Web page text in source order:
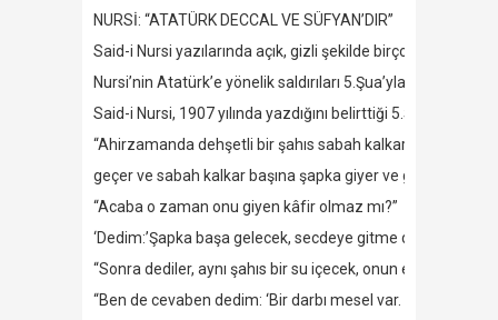
NURSİ: “ATATÜRK DECCAL VE SÜFYAN’DIR”
Said-i Nursi yazılarında açık, gizli şekilde birçok yerde
Nursi’nin Atatürk’e yönelik saldırıları 5.Şua’yla başlamıştır.
Said-i Nursi, 1907 yılında yazdığını belirttiği 5.Şua’daki
“Ahirzamanda dehşetli bir şahıs sabah kalkar alnında
geçer ve sabah kalkar başına şapka giyer ve giydirir.’ ‘Bu
“Acaba o zaman onu giyen kâfir olmaz mı?”
‘Dedim:’Şapka başa gelecek, secdeye gitme diyecek;
“Sonra dediler, aynı şahıs bir su içecek, onun eli delinecek
“Ben de cevaben dedim: ‘Bir darbı mesel var. Çok israflı